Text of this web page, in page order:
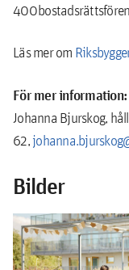
400
Läs mer om
För mer information:
Johanna Bjurskog,
62,
Bilder